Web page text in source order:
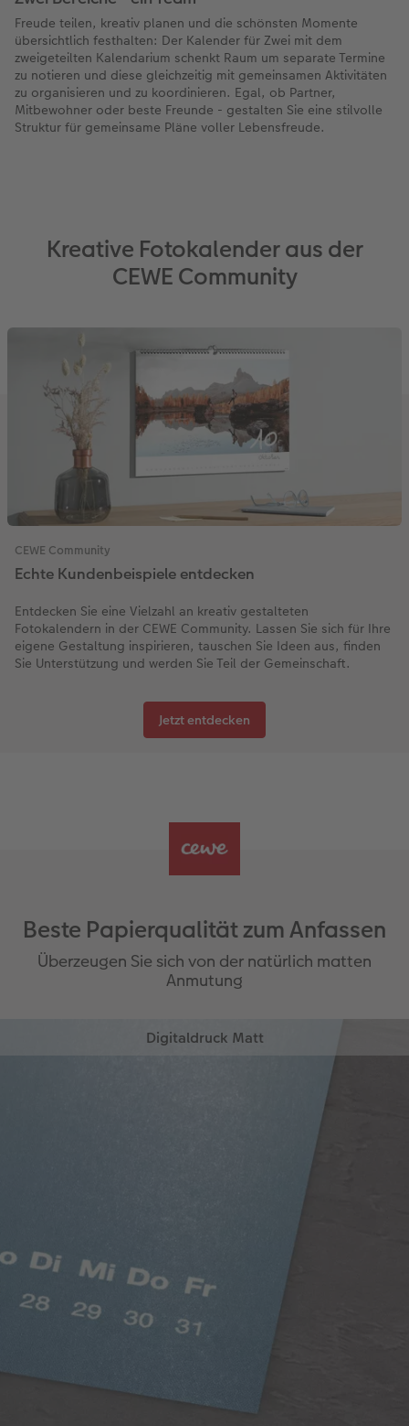
Freude teilen, kreativ planen und die schönsten Momente
übersichtlich festhalten: Der Kalender für Zwei mit dem
zweigeteilten Kalendarium schenkt Raum um separate Termine
zu notieren und diese gleichzeitig mit gemeinsamen Aktivitäten
zu organisieren und zu koordinieren. Egal, ob Partner,
Mitbewohner oder beste Freunde - gestalten Sie eine stilvolle
Struktur für gemeinsame Pläne voller Lebensfreude.
Kreative Fotokalender aus der
CEWE Community
CEWE Community
Echte Kundenbeispiele entdecken
Entdecken Sie eine Vielzahl an kreativ gestalteten
Fotokalendern in der CEWE Community. Lassen Sie sich für Ihre
eigene Gestaltung inspirieren, tauschen Sie Ideen aus, finden
Sie Unterstützung und werden Sie Teil der Gemeinschaft.
Jetzt entdecken
Beste Papierqualität zum Anfassen
Überzeugen Sie sich von der natürlich matten
Anmutung